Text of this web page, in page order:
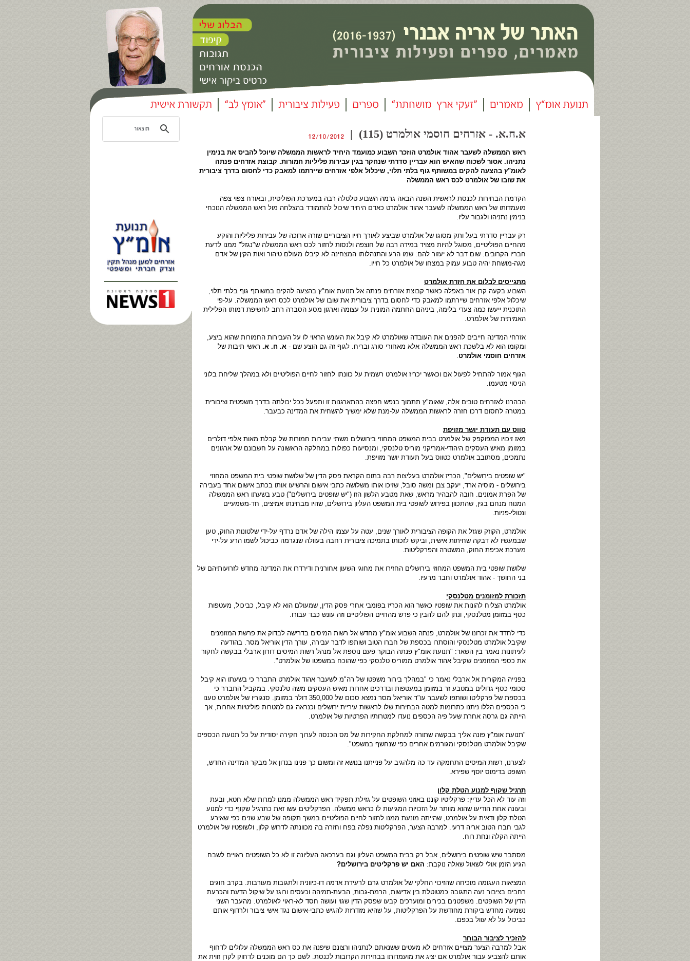
א.ח.א. - אזרחים חוסמי אולמרט (115) |
ראש הממשלה לשעבר אהוד אולמרט הוזכר השבוע כמועמד היחיד לראשות הממשלה שיוכל להביס את בנימין
נתניהו. אסור לשכוח שהאיש הוא עבריין סדרתי שנחקר בגין עבירות פליליות חמורות. קבוצת אזרחים פנתה
לאומ"ץ בהצעה להקים במשותף גוף בלתי תלוי, שיכלול אלפי אזרחים שיירתמו למאבק כדי לחסום בדרך ציבורית
את שובו של אולמרט לכס ראש הממשלה
הקדמת הבחירות לכנסת לראשית השנה הבאה גרמה השבוע טלטלה רבה במערכת הפוליטית, ובאורח צפוי צפה
מועמדותו של ראש הממשלה לשעבר אהוד אולמרט כאדם היחיד שיכול להתמודד בהצלחה מול ראש הממשלה הנוכחי
בנימין נתניהו ולגבור עליו.
רק עבריין סדרתי בעל ותק מסוגו של אולמרט שביצע לאורך חייו הציבוריים שורה ארוכה של עבירות פליליות והוקע
מהחיים הפוליטיים, מסוגל להיות מצויד במידה רבה של חוצפה ולנסות לחזור לכס ראש הממשלה ש"נגזל" ממנו לדעת
חבריו הקרובים. שום דבר לא יעזור להם: שמו הרע והתנהלותו המצחינה לא קיבלו מעולם טיהור ואות הקין של אדם
מגה-מושחת יהיה טבוע עמוק במצחו של אולמרט כל חייו.
מתגייסים לבלום את חזרת אולמרט
השבוע בקעה קרן אור באפלה כאשר קבוצת אזרחים פנתה אל תנועת אומ"ץ בהצעה להקים במשותף גוף בלתי תלוי,
שיכלול אלפי אזרחים שיירתמו למאבק כדי לחסום בדרך ציבורית את שובו של אולמרט לכס ראש הממשלה. על-פי
התוכנית ייעשו כמה צעדי בלימה, ביניהם החתמה המונית על עצומה וארגון מסע הסברה רחב לחשיפת דמותו הפלילית
האמיתית של אולמרט.
אזרחי המדינה חייבים להפנים את העובדה שאולמרט לא קיבל את העונש הראוי לו על העבירות החמורות שהוא ביצע,
ומקומו הוא לא בלשכת ראש הממשלה אלא מאחורי סורג ובריח. לגוף זה גם הוצע שם - א. ח. א. ראשי תיבות של
אזרחים חוסמי אולמרט
הגוף אמור להתחיל לפעול אם וכאשר יכריז אולמרט רשמית על כוונתו לחזור לחיים הפוליטיים ולא במהלך שליחת בלוני
הניסוי מטעמו.
הבהרנו לאזרחים טובים אלה, שאומ"ץ תתמוך בנפש חפצה בהתארגנות זו ותפעל ככל יכולתה בדרך משפטית וציבורית
במטרה לחסום דרכו חזרה לראשות הממשלה על-מנת שלא ימשיך להשחית את המדינה כבעבר.
טווס עם תעודת יושר מזויפת
מאז זיכויו המפוקפק של אולמרט בבית המשפט המחוזי בירושלים משתי עבירות חמורות של קבלת מאות אלפי דולרים
במזומן מאיש העסקים היהודי-אמריקני מוריס טלנסקי, ומנסיעות כפולות במחלקה הראשונה על חשבונם של ארגונים
נתמכים, מסתובב אולמרט כטווס בעל תעודת יושר מזויפת.
"יש שופטים בירושלים", הכריז אולמרט בעליצות רבה בתום הקראת פסק הדין של שלושת שופטי בית המשפט המחוזי
בירושלים - מוסיה ארד, יעקב צבן ומשה סובל, שזיכו אותו משלושה כתבי אישום והרשיעו אותו בכתב אישום אחד בעבירה
של הפרת אמונים. חובה להבהיר מראש, שאת מטבע הלשון הזו ("יש שופטים בירושלים") טבע בשעתו ראש הממשלה
המנוח מנחם בגין, שהתכוון בפירוש לשופטי בית המשפט העליון בירושלים, שהיו מבחינתו אמיצים, חד-משמעיים
ונטולי-פניות.
אולמרט, הקוזק שגזל את הקופה הציבורית לאורך שנים, עטה על עצמו הילה של אדם נרדף על-ידי שלטונות החוק, טען
שבמעשיו לא דבקה שחיתות אישית, וביקש לזכותו בתמיכה ציבורית רחבה בעוולה שנגרמה כביכול לשמו הרע על-ידי
מערכת אכיפת החוק, המשטרה והפרקליטות.
שלושת שופטי בית המשפט המחוזי בירושלים החזירו את מחוגי השעון אחורנית ודירדרו את המדינה מחדש לזרועותיהם של
בני החושך - אהוד אולמרט וחבר מרעיו.
תזכורת למזומנים מטלנסקי
אולמרט הצליח להונות את שופטיו כאשר הוא הכריז בפומבי אחרי פסק הדין, שמעולם הוא לא קיבל, כביכול, מעטפות
כסף במזומן מטלנסקי, ונתן להם להבין כי פרש מהחיים הפוליטיים וזה עונש כבד עבורו.
כדי לחדד את זכרונו של אולמרט, פנתה השבוע אומ"ץ מחדש אל רשות המיסים בדרישה לבדוק את פרשת המזומנים
שקיבל אולמרט מטלנסקי והוסתרו בכספת של חברו הטוב ושותפו לדבר עבירה, עורך הדין אוריאל מסר. בהודעה
לעיתונות נאמר בין השאר: "תנועת אומ"ץ פנתה הבוקר פעם נוספת אל מנהל רשות המיסים דורון ארבלי בבקשה לחקור
את כספי המזומנים שקיבל אהוד אולמרט ממוריס טלנסקי כפי שהוכח במשפטו של אולמרט".
בפנייה המקורית אל ארבלי נאמר כי "במהלך בירור משפטו של רה"מ לשעבר אהוד אולמרט התברר כי בשעתו הוא קיבל
סכומי כסף גדולים במטבע זר במזומן במעטפות ובדרכים אחרות מאיש העסקים משה טלנסקי. במקביל התברר כי
בכספת של פרקליטו ושותפו לשעבר עו"ד אוריאל מסר נמצא סכום של 350,000 דולר במזומן. סנגוריו של אולמרט טענו
כי הכספים הללו ניתנו כתרומות למטה הבחירות שלו לראשות עיריית ירושלים וכנראה גם למטרות פוליטיות אחרות, אך
הייתה גם גרסה אחרת שעל פיה הכספים נועדו למטרותיו הפרטיות של אולמרט.
"תנועת אומ"ץ פונה אליך בבקשה שתורה למחלקת החקירות של מס הכנסה לערוך חקירה יסודית על כל תנועת הכספים
שקיבל אולמרט מטלנסקי ומגורמים אחרים כפי שנחשף במשפט".
לצערנו, רשות המיסים התחמקה עד כה מלהגיב על פנייתנו בנושא זה ומשום כך פנינו בנדון אל מבקר המדינה החדש,
השופט בדימוס יוסף שפירא.
תרגיל שקוף למנוע הטלת קלון
וזה עוד לא הכל עדיין: פרקליטיו קוננו באוזני השופטים על גזילת תפקיד ראש הממשלה ממנו למרות שלא חטא, ובעת
ובעונה אחת הודיעו שהוא מוותר על הזכויות המגיעות לו כראש ממשלה. הפרקליטים עשו זאת כתרגיל שקוף כדי למנוע
הטלת קלון ודאית על אולמרט, שהייתה מונעת ממנו לחזור לחיים הפוליטיים במשך תקופה של שבע שנים כפי שאירע
לגבי חברו הטוב אריה דרעי. למרבה הצער, הפרקליטות נפלה בפח וחזרה בה מכוונתה לדרוש קלון, ולשופטיו של אולמרט
הייתה הקלה ונחת רוח.
מסתבר שיש שופטים בירושלים, אבל רק בבית המשפט העליון וגם בערכאה העליונה זו לא כל השופטים ראויים לשבח.
הגיע הזמן אולי לשאול שאלה נוקבת: האם יש פרקליטים בירושלים?
המציאות העגומה מוכיחה שהזיכוי החלקי של אולמרט גרם לרעידת אדמה דו-כיוונית ולתגובות מעורבות. בקרב חוגים
רחבים בציבור נעה התגובה כמטוטלת בין אדישות, הרמת-גבות, הבעת-תמיהה וכעסים ורוגז על שיקול הדעת והכרעת
הדין של השופטים. משפטנים בכירים ומוערכים קבעו שפסק הדין שגוי ועושה חסד לא-ראוי לאולמרט. מהעבר השני
נשמעה מחדש ביקורת מחודשת על הפרקליטות, על שהיא מזדרזת להגיש כתבי-אישום נגד אישי ציבור ולרדוף אותם
כביכול על לא עוול בכפם.
להזכיר לציבור הבוחר
אבל למרבה הצער מצויים אזרחים לא מעטים ששנאתם לנתניהו ורצונם שיפנה את כס ראש הממשלה עלולים לדחוף
אותם להצביע עבור אולמרט אם יציג את מועמדותו בבחירות הקרובות לכנסת. לשם כך הם מוכנים לדחוק לקרן זווית את